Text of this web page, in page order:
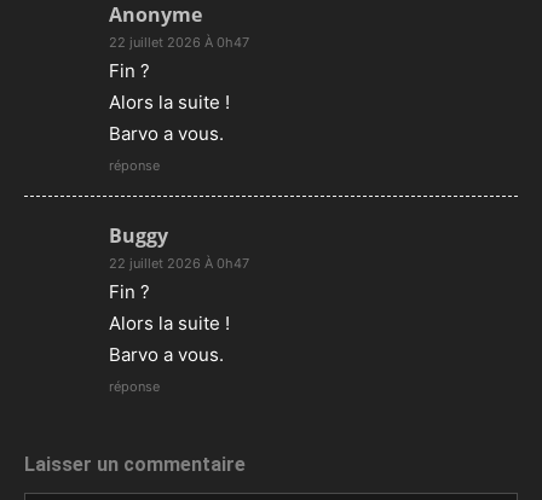
Anonyme
22 juillet 2026 À 0h47
Fin ?
Alors la suite !
Barvo a vous.
réponse
Buggy
22 juillet 2026 À 0h47
Fin ?
Alors la suite !
Barvo a vous.
réponse
Laisser un commentaire